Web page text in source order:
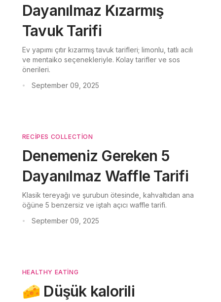
Dayanılmaz Kızarmış
Tavuk Tarifi
Ev yapımı çıtır kızarmış tavuk tarifleri; limonlu, tatlı acılı
ve mentaiko seçenekleriyle. Kolay tarifler ve sos
önerileri.
• September 09, 2025
RECIPES COLLECTION
Denemeniz Gereken 5
Dayanılmaz Waffle Tarifi
Klasik tereyağı ve şurubun ötesinde, kahvaltıdan ana
öğüne 5 benzersiz ve iştah açıcı waffle tarifi.
• September 09, 2025
HEALTHY EATING
🧀 Düşük kalorili